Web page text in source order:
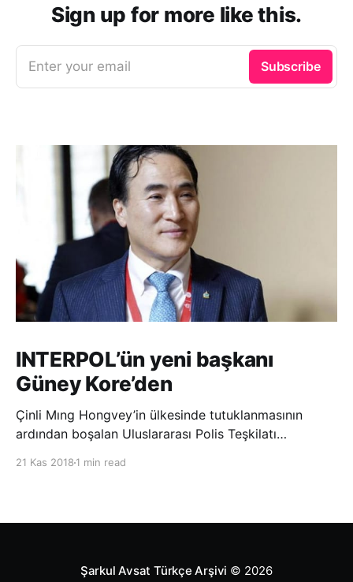
Sign up for more like this.
Enter your email Subscribe
INTERPOL’ün yeni başkanı
Güney Kore’den
Çinli Mıng Hongvey’in ülkesinde tutuklanmasının
ardından boşalan Uluslararası Polis Teşkilatı
21 Kas 2018 1 min read
Şarkul Avsat Türkçe Arşivi © 2026